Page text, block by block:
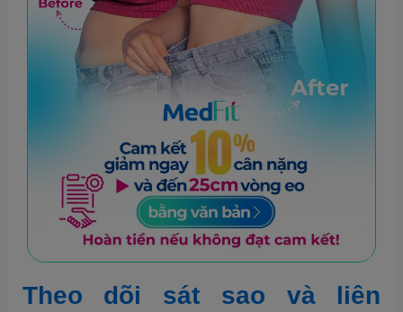
Theo dõi sát sao và liên